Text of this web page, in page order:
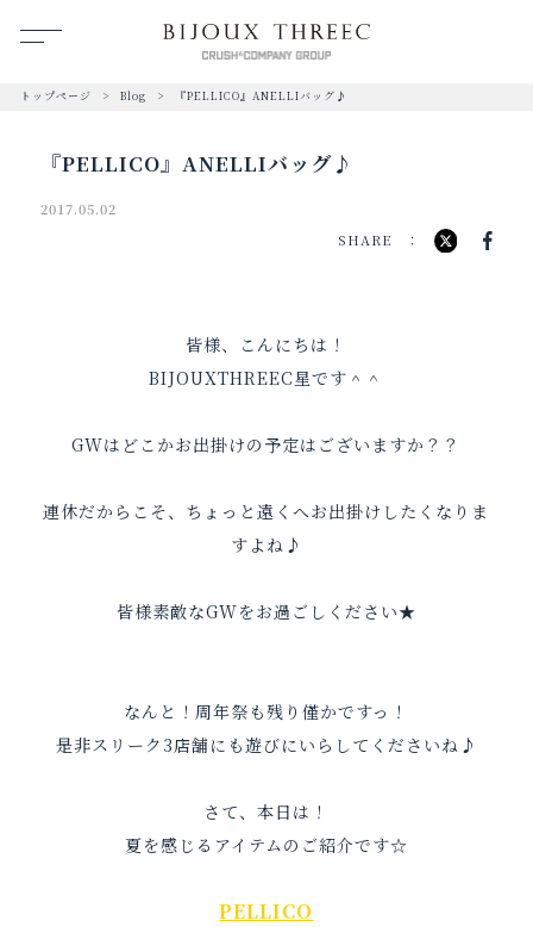
トップページ Blog 『PELLICO』ANELLIバッグ♪
『PELLICO』ANELLIバッグ♪
2017.05.02
SHARE
皆様、こんにちは！
BIJOUXTHREEC星です＾＾
GWはどこかお出掛けの予定はございますか？？
連休だからこそ、ちょっと遠くへお出掛けしたくなりま
すよね♪
皆様素敵なGWをお過ごしください★
なんと！周年祭も残り僅かですっ！
是非スリーク3店舗にも遊びにいらしてくださいね♪
さて、本日は！
夏を感じるアイテムのご紹介です☆
PELLICO